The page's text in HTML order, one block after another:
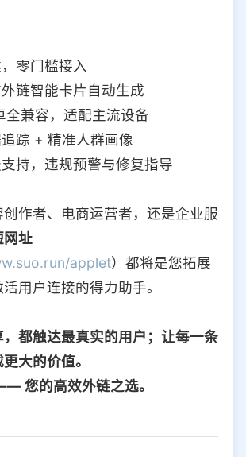
零门槛接入
链智能卡片自动生成
全兼容，适配主流设备
踪 + 精准人群画像
持，违规预警与修复指导
作者、电商运营者，还是企业服
网址
applet）都将是您拓展
用户连接的得力助手。
都触达最真实的用户；让每一条
大的价值。
您的高效外链之选。